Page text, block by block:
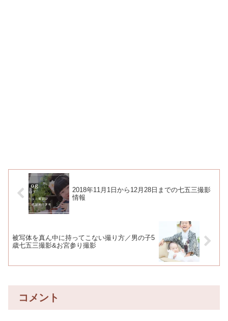
2018年11月1日から12月28日までの七五三撮影
情報
被写体を真ん中に持ってこない撮り方／男の子5
歳七五三撮影&お宮参り撮影
コメント